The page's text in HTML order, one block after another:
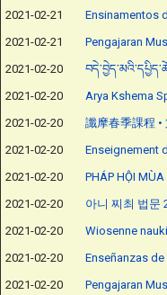
2021-02-21
Ensinamentos
2021-02-21
Pengajaran
2021-02-20
2021-02-20
Arya Kshema
2021-02-20
讖摩春季課程 •
2021-02-20
Enseignement
2021-02-20
PHÁP HỘI
2021-02-20
아니 찌최 법문
2021-02-20
Wiosenne
2021-02-20
Enseñanzas de
2021-02-20
Pengajaran